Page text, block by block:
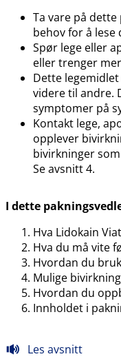
Ta vare på dette
behov for å lese
Spør lege eller
eller trenger
Dette
videre til andre.
symptomer på
Kontakt lege,
opplever
bivirkninger
Se avsnitt 4.
I dette
Hva Lidokain
Hva du må vite
Hvordan du
Mulige
Hvordan du
Innholdet i
Les avsnitt